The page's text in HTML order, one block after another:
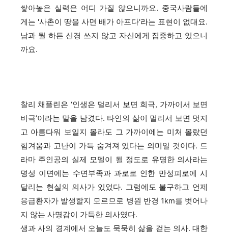
쌓아놓은 실력은 어디 가질 않으니까요. 중국사람들에
게는 '사촌이 땅을 사면 배가 아프다'라는 표현이 없대요.
남과 뭘 하든 신경 쓰지 않고 자신에게 집중하고 있으니
까요.
찰리 채플린은 ‘인생은 멀리서 보면 희극, 가까이서 보면
비극’이라는 말을 남겼다. 타인의 삶이 멀리서 보면 멋지
고 아름다워 보일지 몰라도 그 가까이에는 미처 몰랐던
힘겨움과 고난이 가득 숨겨져 있다는 의미일 것이다. 드
라마 주인공의 실제 모델이 될 정도로 유명한 의사라는
명성 이면에는 수면부족과 과로로 인한 만성피로에 시
달리는 현실의 의사가 있었다. 그럼에도 불구하고 언제
응급환자가 발생할지 모르므로 병원 반경 1km를 벗어나
지 않는 사명감이 가득한 의사였다.
생과 사의 경계에서 오늘도 묵묵히 삶을 걷는 의사. 대한